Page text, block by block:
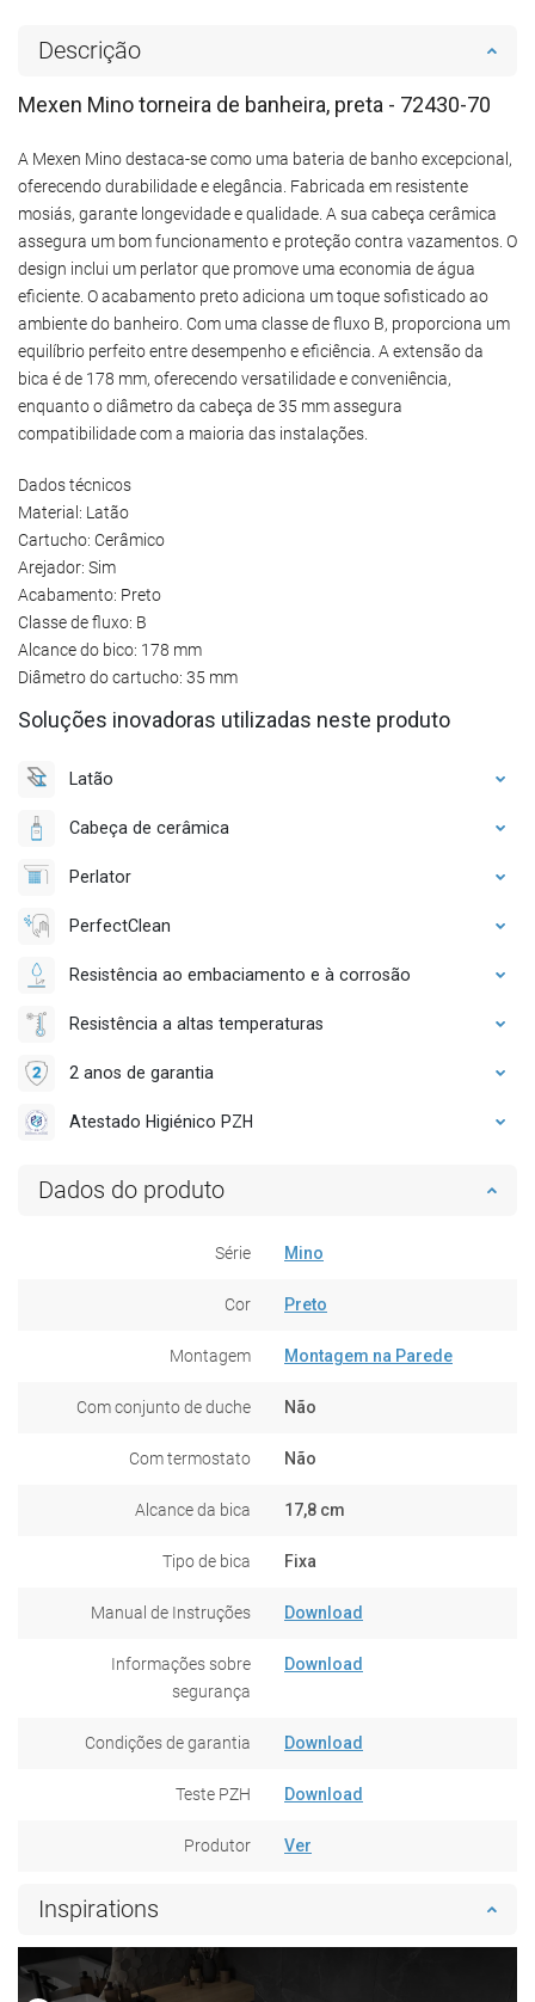
Descrição
Mexen Mino torneira de banheira, preta - 72430-70
A Mexen Mino destaca-se como uma bateria de banho excepcional,
oferecendo durabilidade e elegância. Fabricada em resistente
mosiás, garante longevidade e qualidade. A sua cabeça cerâmica
assegura um bom funcionamento e proteção contra vazamentos. O
design inclui um perlator que promove uma economia de água
eficiente. O acabamento preto adiciona um toque sofisticado ao
ambiente do banheiro. Com uma classe de fluxo B, proporciona um
equilíbrio perfeito entre desempenho e eficiência. A extensão da
bica é de 178 mm, oferecendo versatilidade e conveniência,
enquanto o diâmetro da cabeça de 35 mm assegura
compatibilidade com a maioria das instalações.
Dados técnicos
Material: Latão
Cartucho: Cerâmico
Arejador: Sim
Acabamento: Preto
Classe de fluxo: B
Alcance do bico: 178 mm
Diâmetro do cartucho: 35 mm
Soluções inovadoras utilizadas neste produto
Latão
Cabeça de cerâmica
Perlator
PerfectClean
Resistência ao embaciamento e à corrosão
Resistência a altas temperaturas
2 anos de garantia
Atestado Higiénico PZH
Dados do produto
Série Mino
Cor Preto
Montagem Montagem na Parede
Com conjunto de duche Não
Com termostato Não
Alcance da bica 17,8 cm
Tipo de bica Fixa
Manual de Instruções Download
Informações sobre
segurança
Download
Condições de garantia Download
Teste PZH Download
Produtor Ver
Inspirations